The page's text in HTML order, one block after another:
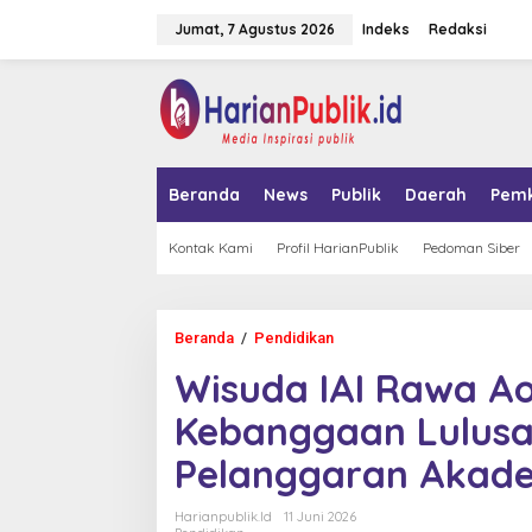
Jumat, 7 Agustus 2026 Indeks Redaksi
Beranda News Publik Daerah
Kontak Kami Profil HarianPublik Pedoman Siber
Beranda / Pendidikan
s
u
d
a
I
A
I
Wisuda IAI Rawa
Kebanggaan
Pelanggaran
Harianpublik.id
11 Juni 2026